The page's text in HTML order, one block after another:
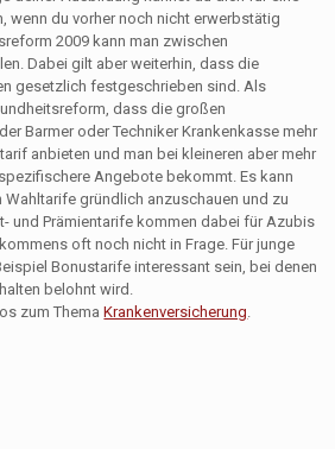
wenn du vorher noch nicht erwerbstätig
2009 kann man zwischen
Dabei gilt aber weiterhin, dass die
gesetzlich festgeschrieben sind. Als
dass die großen
Barmer oder Techniker Krankenkasse mehr
anbieten und man bei kleineren aber mehr
Angebote bekommt. Es kann
Wahltarife gründlich anzuschauen und zu
und Prämientarife kommen dabei für Azubis
oft noch nicht in Frage. Für junge
Bonustarife interessant sein, bei denen
belohnt wird.
zum ThemaKrankenversicherung.